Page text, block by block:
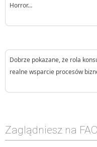
Horror…
Dobrze pokazane, że rola
realne wsparcie procesów
Zaglądniesz na